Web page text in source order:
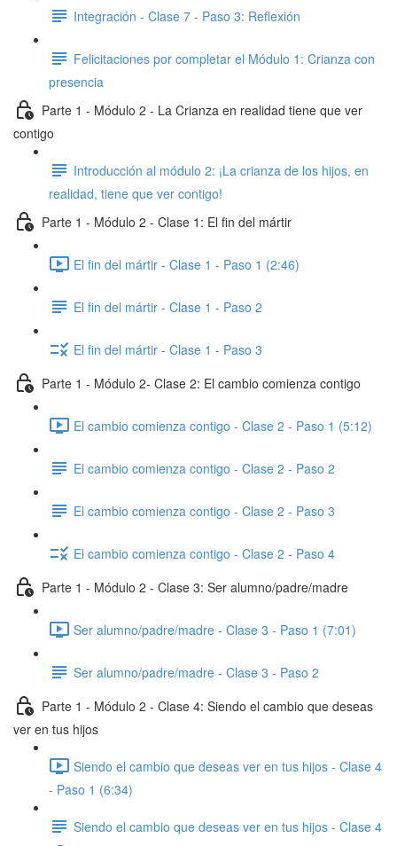
Integración - Clase 7 - Paso 3: Reflexión
Felicitaciones por completar el Módulo 1: Crianza con
presencia
Parte 1 - Módulo 2 - La Crianza en realidad tiene que ver
contigo
Introducción al módulo 2: ¡La crianza de los hijos, en
realidad, tiene que ver contigo!
Parte 1 - Módulo 2 - Clase 1: El fin del mártir
El fin del mártir - Clase 1 - Paso 1 (2:46)
El fin del mártir - Clase 1 - Paso 2
El fin del mártir - Clase 1 - Paso 3
Parte 1 - Módulo 2- Clase 2: El cambio comienza contigo
El cambio comienza contigo - Clase 2 - Paso 1 (5:12)
El cambio comienza contigo - Clase 2 - Paso 2
El cambio comienza contigo - Clase 2 - Paso 3
El cambio comienza contigo - Clase 2 - Paso 4
Parte 1 - Módulo 2 - Clase 3: Ser alumno/padre/madre
Ser alumno/padre/madre - Clase 3 - Paso 1 (7:01)
Ser alumno/padre/madre - Clase 3 - Paso 2
Parte 1 - Módulo 2 - Clase 4: Siendo el cambio que deseas
ver en tus hijos
Siendo el cambio que deseas ver en tus hijos - Clase 4
- Paso 1 (6:34)
Siendo el cambio que deseas ver en tus hijos - Clase 4